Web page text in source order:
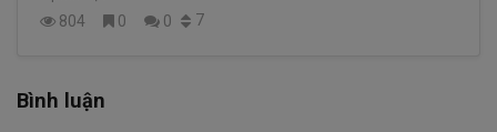
804 0 0 7
Bình luận